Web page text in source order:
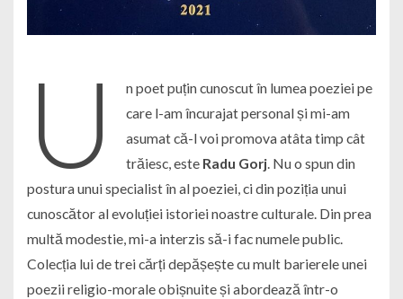
U
n poet puțin cunoscut în lumea poeziei pe
care l-am încurajat personal și mi-am
asumat că-l voi promova atâta timp cât
trăiesc, este Radu Gorj. Nu o spun din
postura unui specialist în al poeziei, ci din poziția unui
cunoscător al evoluției istoriei noastre culturale. Din prea
multă modestie, mi-a interzis să-i fac numele public.
Colecția lui de trei cărți depășește cu mult barierele unei
poezii religio-morale obișnuite și abordează într-o